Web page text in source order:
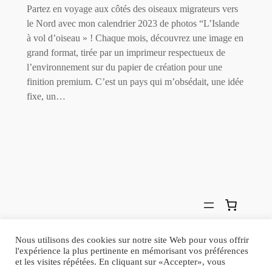
Partez en voyage aux côtés des oiseaux migrateurs vers
le Nord avec mon calendrier 2023 de photos “L’Islande
à vol d’oiseau » ! Chaque mois, découvrez une image en
grand format, tirée par un imprimeur respectueux de
l’environnement sur du papier de création pour une
finition premium. C’est un pays qui m’obsédait, une idée
fixe, un…
Photographe d'oiseaux • Histoires
de plumes
Facebook
Instagram
Nous utilisons des cookies sur notre site Web pour vous offrir
l'expérience la plus pertinente en mémorisant vos préférences
et les visites répétées. En cliquant sur «Accepter», vous